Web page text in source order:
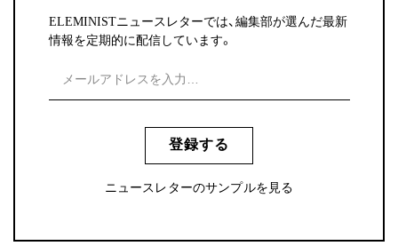
ELEMINISTニュースレターでは、編集部が選んだ最新
情報を定期的に配信しています。
登録する
ニュースレターのサンプルを見る